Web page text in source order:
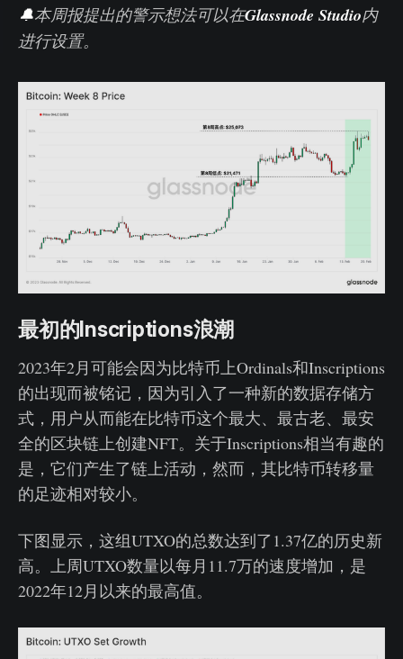
🔔本周报提出的警示想法可以在Glassnode Studio内
进行设置。
最初的Inscriptions浪潮
2023年2月可能会因为比特币上Ordinals和Inscriptions
的出现而被铭记，因为引入了一种新的数据存储方
式，用户从而能在比特币这个最大、最古老、最安
全的区块链上创建NFT。关于Inscriptions相当有趣的
是，它们产生了链上活动，然而，其比特币转移量
的足迹相对较小。
下图显示，这组UTXO的总数达到了1.37亿的历史新
高。上周UTXO数量以每月11.7万的速度增加，是
2022年12月以来的最高值。